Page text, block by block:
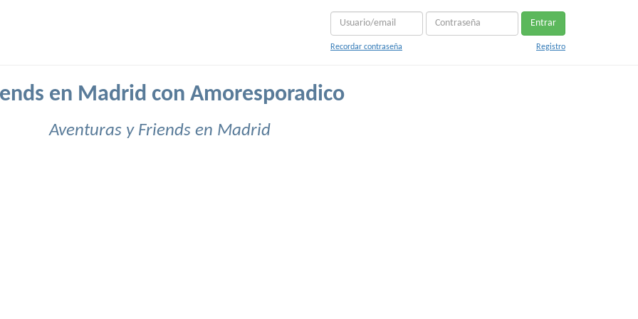
Entrar
Recordar contraseña Registro
en Madrid con Amoresporadico
Aventuras y Friends en Madrid